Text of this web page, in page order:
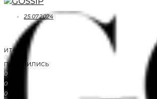
25.07.2024
ИТОГО
0
ПОДЕЛИЛИСЬ
0
0
0